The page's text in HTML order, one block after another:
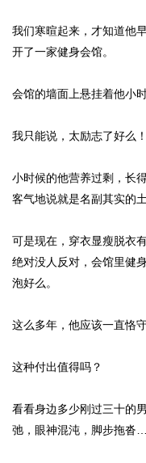
我们寒暄起来，才知道他
开了一家健身会馆。
会馆的墙面上悬挂着他小
我只能说，太励志了好么！
小时候的他营养过剩，长
客气地说就是名副其实的土
可是现在，穿衣显瘦脱衣
绝对没人反对，会馆里健
泡好么。
这么多年，他应该一直恪
这种付出值得吗？
看看身边多少刚过三十的
弛，眼神混沌，脚步拖沓